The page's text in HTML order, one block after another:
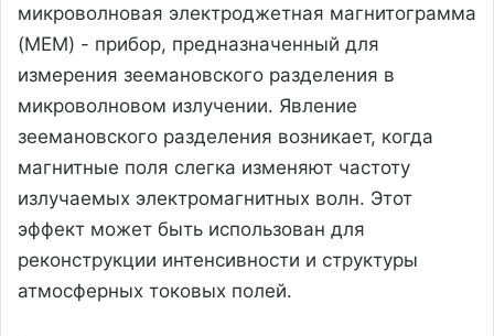
микроволновая электроджетная магнитограмма
(MEM) - прибор, предназначенный для
измерения зеемановского разделения в
микроволновом излучении. Явление
зеемановского разделения возникает, когда
магнитные поля слегка изменяют частоту
излучаемых электромагнитных волн. Этот
эффект может быть использован для
реконструкции интенсивности и структуры
атмосферных токовых полей.